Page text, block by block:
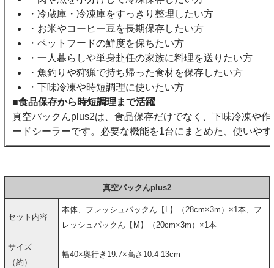
・冷蔵庫・冷凍庫をすっきり整理したい方
・お米やコーヒー豆を長期保存したい方
・ペットフードの鮮度を保ちたい方
・一人暮らしや単身赴任の家族に料理を送りたい方
・魚釣りや狩猟で持ち帰った食材を保存したい方
・下味冷凍や時短調理に使いたい方
■食品保存から時短調理まで活躍
真空パックんplus2は、食品保存だけでなく、下味冷凍や
ードシーラーです。必要な機能を1台にまとめた、使いや
真空パックんplus2
セット内容
本体、フレッシュパックん【L】（28cm×3m）×1本、フ
レッシュパックん【M】（20cm×3m）×1本
サイズ
（約）
幅40×奥行き19.7×高さ10.4-13cm